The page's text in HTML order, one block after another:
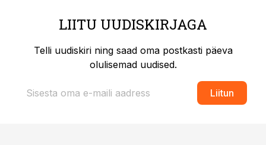
LIITU UUDISKIRJAGA
Telli uudiskiri ning saad oma postkasti päeva
olulisemad uudised.
Liitun